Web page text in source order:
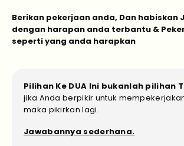
Berikan pekerjaan anda, Dan habiskan
dengan harapan anda terbantu &
seperti yang anda harapkan
Pilihan Ke DUA Ini bukanlah pilihan
jika Anda berpikir untuk
maka pikirkan lagi.
Jawabannya sederhana.